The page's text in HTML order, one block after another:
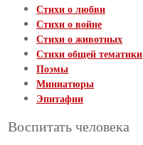
Стихи о любви
Стихи о войне
Стихи о животных
Стихи общей тематики
Поэмы
Миниатюры
Эпитафии
Воспитать человека